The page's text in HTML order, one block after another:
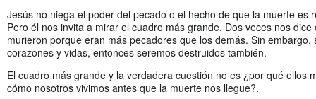
Jesús no niega el poder del pecado o el hecho de que la muerte es
Pero él nos invita a mirar el cuadro más grande. Dos veces nos
murieron porque eran más pecadores que los demás. Sin embargo,
corazones y vidas, entonces seremos destruidos también.
El cuadro más grande y la verdadera cuestión no es ¿por qué ellos
cómo nosotros vivimos antes que la muerte nos llegue?.